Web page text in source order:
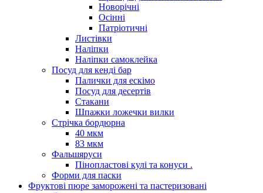
Новорічні
Осінні
Патріотичні
Листівки
Наліпки
Наліпки самоклейка
Посуд для кенді бар
Палички для ескімо
Посуд для десертів
Стакани
Шпажки ложечки вилки
Стрічка бордюрна
40 мкм
83 мкм
Фальшяруси
Пінопластові кулі та конуси .
Форми для паски
Фруктові пюре заморожені та пастеризовані